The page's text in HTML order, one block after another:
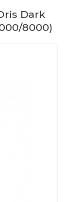
Dark
8000)